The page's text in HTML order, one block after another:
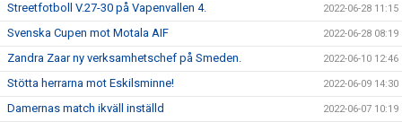
Streetfotboll V.27-30 på Vapenvallen 4. 2022-06-28 11:15
Svenska Cupen mot Motala AIF 2022-06-28 08:19
Zandra Zaar ny verksamhetschef på Smeden. 2022-06-10 12:46
Stötta herrarna mot Eskilsminne! 2022-06-09 14:30
Damernas match ikväll inställd 2022-06-07 10:19